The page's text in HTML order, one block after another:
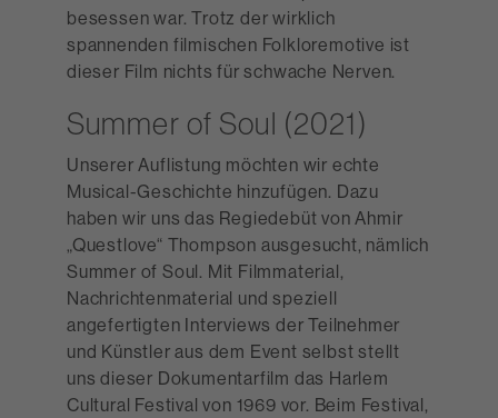
besessen war. Trotz der wirklich
spannenden filmischen Folkloremotive ist
dieser Film nichts für schwache Nerven.
Summer of Soul (2021)
Unserer Auflistung möchten wir echte
Musical-Geschichte hinzufügen. Dazu
haben wir uns das Regiedebüt von Ahmir
„Questlove“ Thompson ausgesucht, nämlich
Summer of Soul. Mit Filmmaterial,
Nachrichtenmaterial und speziell
angefertigten Interviews der Teilnehmer
und Künstler aus dem Event selbst stellt
uns dieser Dokumentarfilm das Harlem
Cultural Festival von 1969 vor. Beim Festival,